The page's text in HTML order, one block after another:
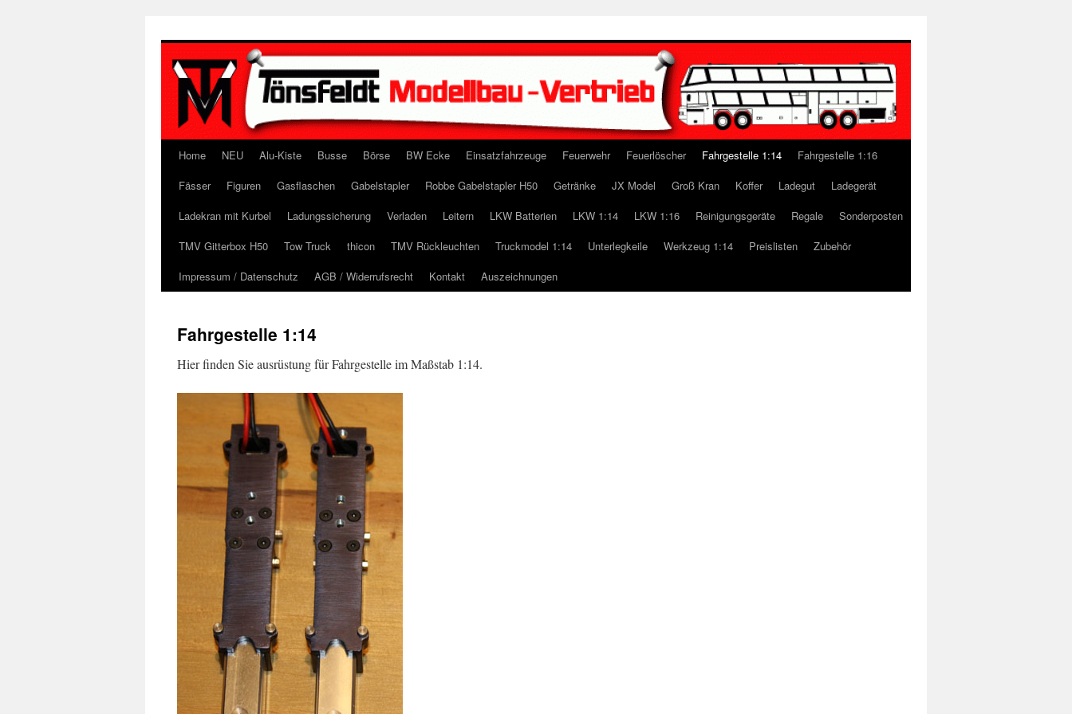
Home NEU Alu-Kiste Busse Börse BW Ecke Einsatzfahrzeuge Feuerwehr Feuerlöscher Fahrgestelle 1:14
Fahrgestelle 1:16
Fässer
Figuren Gasflaschen Gabelstapler Robbe Gabelstapler H50 Getränke JX Model Groß Kran Koffer Ladegut
Ladegerät
Ladekran mit Kurbel
Ladungssicherung Verladen Leitern LKW Batterien LKW 1:14 LKW 1:16 Reinigungsgeräte Regale
Sonderposten
TMV Gitterbox H50
Tow Truck thicon TMV Rückleuchten Truckmodel 1:14 Unterlegkeile Werkzeug 1:14 Preislisten
Zubehör
Impressum / Datenschutz
AGB / Widerrufsrecht Kontakt Auszeichnungen
Fahrgestelle 1:14
Hier finden Sie ausrüstung für Fahrgestelle im Maßstab 1:14.